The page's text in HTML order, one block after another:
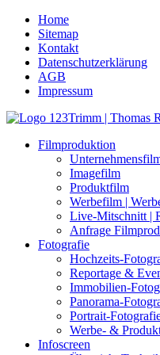
Home
Sitemap
Kontakt
Datenschutzerklärung
AGB
Impressum
Filmproduktion
Imagefilm
Produktfilm
Werbefilm |
Live-Mitschnitt |
Anfrage
Fotografie
Hochzeits-
Reportage &
Immobilien-
Panorama-
Portrait-
Werbe- &
Infoscreen